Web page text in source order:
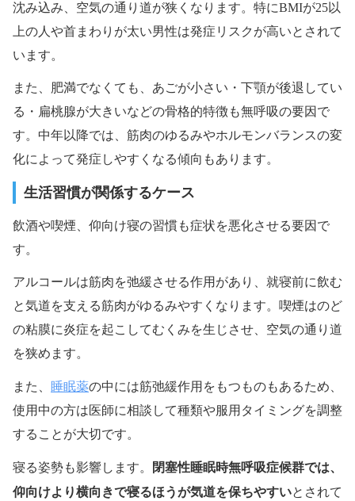
沈み込み、空気の通り道が狭くなります。特にBMIが25以
上の人や首まわりが太い男性は発症リスクが高いとされて
います。
また、肥満でなくても、あごが小さい・下顎が後退してい
る・扁桃腺が大きいなどの骨格的特徴も無呼吸の要因で
す。中年以降では、筋肉のゆるみやホルモンバランスの変
化によって発症しやすくなる傾向もあります。
生活習慣が関係するケース
飲酒や喫煙、仰向け寝の習慣も症状を悪化させる要因で
す。
アルコールは筋肉を弛緩させる作用があり、就寝前に飲む
と気道を支える筋肉がゆるみやすくなります。喫煙はのど
の粘膜に炎症を起こしてむくみを生じさせ、空気の通り道
を狭めます。
また、 睡眠薬の中には筋弛緩作用をもつものもあるため、
使用中の方は医師に相談して種類や服用タイミングを調整
することが大切です。
寝る姿勢も影響します。
閉塞性睡眠時無呼吸症候群では、
仰向けより横向きで寝るほうが気道を保ちやすいとされて